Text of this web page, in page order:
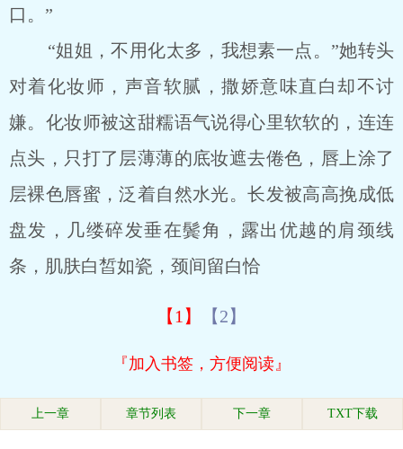
口。”
“姐姐，不用化太多，我想素一点。”她转头
对着化妆师，声音软腻，撒娇意味直白却不讨
嫌。化妆师被这甜糯语气说得心里软软的，连连
点头，只打了层薄薄的底妆遮去倦色，唇上涂了
层裸色唇蜜，泛着自然水光。长发被高高挽成低
盘发，几缕碎发垂在鬓角，露出优越的肩颈线
条，肌肤白皙如瓷，颈间留白恰
【1】 【2】
『加入书签，方便阅读』
上一章 章节列表 下一章 TXT下载